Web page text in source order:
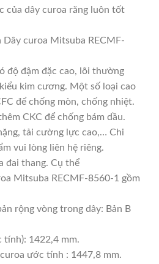
của dây curoa răng luôn tốt
curoa Mitsuba RECMF-
độ đậm đặc cao, lõi thường
kim cương. Một số loại cao
để chống mòn, chống nhiệt.
CKC để chống bám dầu.
tải cường lực cao,… Chi
vui lòng liên hệ riêng.
đai thang. Cụ thể
Mitsuba RECMF-8560-1 gồm
rộng vòng trong dây: Bản B
tính): 1422,4 mm.
ước tính : 1447,8 mm.